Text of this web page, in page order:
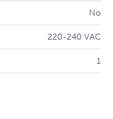
No
220-240 VAC
1